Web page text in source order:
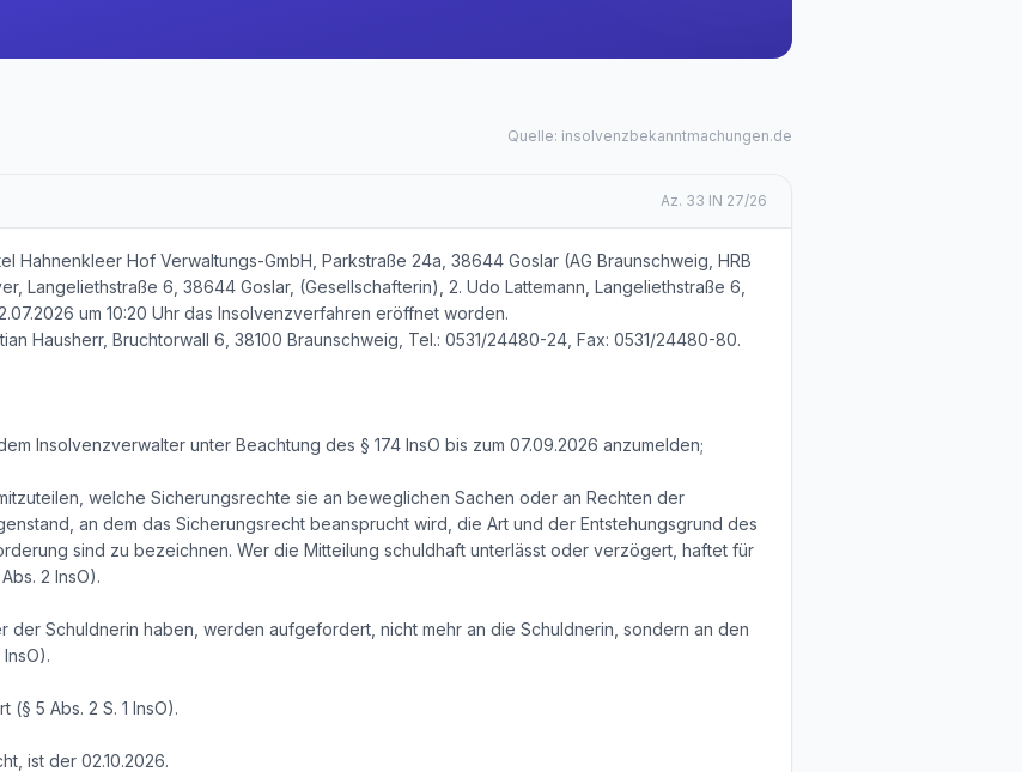
Quelle: insolvenzbekanntmachungen.de
Az. 33 IN 27/26
Hahnenkleer Hof Verwaltungs-GmbH, Parkstraße 24a, 38644 Goslar (AG Braunschweig, HRB
Langeliethstraße 6, 38644 Goslar, (Gesellschafterin), 2. Udo Lattemann, Langeliethstraße 6,
um 10:20 Uhr das Insolvenzverfahren eröffnet worden.
Hausherr, Bruchtorwall 6, 38100 Braunschweig, Tel.: 0531/24480-24, Fax: 0531/24480-80.
Insolvenzverwalter unter Beachtung des § 174 InsO bis zum 07.09.2026 anzumelden;
welche Sicherungsrechte sie an beweglichen Sachen oder an Rechten der
an dem das Sicherungsrecht beansprucht wird, die Art und der Entstehungsgrund des
sind zu bezeichnen. Wer die Mitteilung schuldhaft unterlässt oder verzögert, haftet für
2 InsO).
Schuldnerin haben, werden aufgefordert, nicht mehr an die Schuldnerin, sondern an den
5 Abs. 2 S. 1 InsO).
ist der 02.10.2026.